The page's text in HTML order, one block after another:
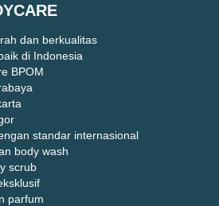
dan berkualitas
di Indonesia
BPOM
standar internasional
body wash
scrub
parfum